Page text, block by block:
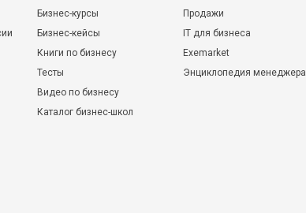
Бизнес-курсы
Бизнес-кейсы
Книги по бизнесу
Тесты
Видео по бизнесу
Каталог бизнес-школ
Продажи
IT для бизнеса
Exemarket
Энциклопедия менеджера